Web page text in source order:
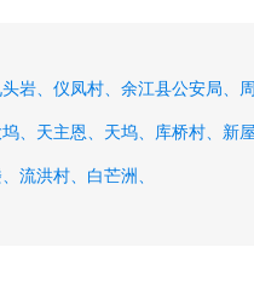
岩、 仪凤村、 余江县公安局、
、 天主恩、 天坞、 库桥村、 新
流洪村、 白芒洲、